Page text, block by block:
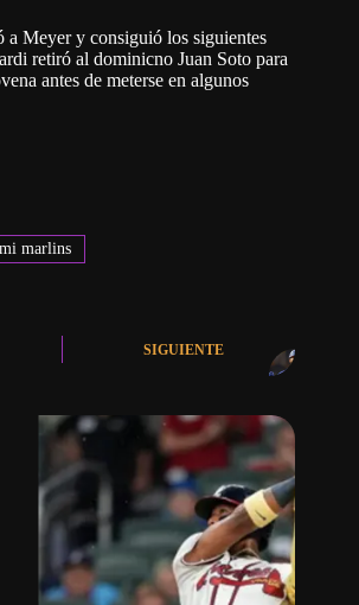
a Meyer y consiguió los siguientes
retiró al dominicno Juan Soto para
antes de meterse en algunos
marlins
SIGUIENTE